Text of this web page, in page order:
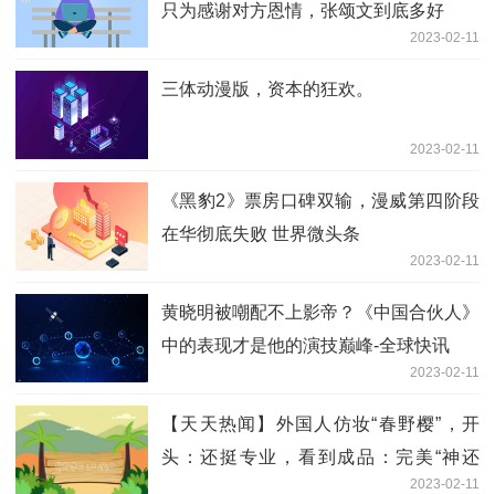
只为感谢对方恩情，张颂文到底多好
2023-02-11
三体动漫版，资本的狂欢。
2023-02-11
《黑豹2》票房口碑双输，漫威第四阶段
在华彻底失败 世界微头条
2023-02-11
黄晓明被嘲配不上影帝？《中国合伙人》
中的表现才是他的演技巅峰-全球快讯
2023-02-11
【天天热闻】外国人仿妆“春野樱”，开
头：还挺专业，看到成品：完美“神还
2023-02-11